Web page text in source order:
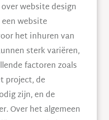
website design
website
het inhuren van
sterk variëren,
factoren zoals
project, de
zijn, en de
Over het algemeen